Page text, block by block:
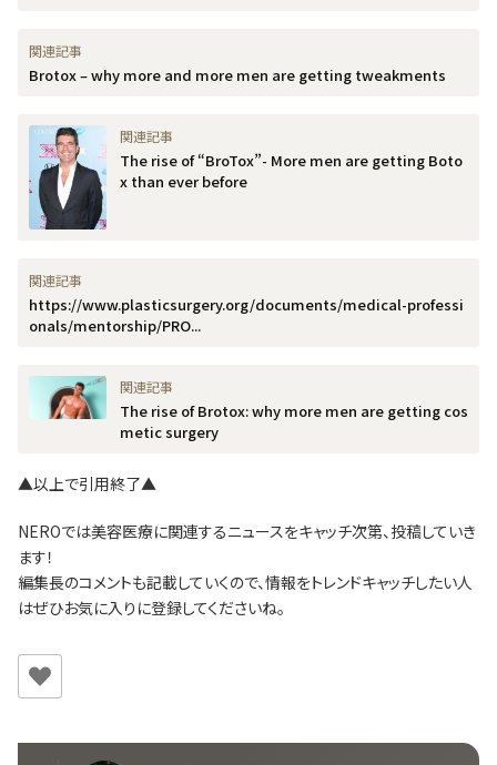
Brotox – why more and more men are getting tweakments
The rise of “BroTox”- More men are getting Boto
x than ever before
https://www.plasticsurgery.org/documents/medical-professi
onals/mentorship/PRO...
The rise of Brotox: why more men are getting cos
metic surgery
▲以上で引用終了▲
NEROでは美容医療に関連するニュースをキャッチ次第、投稿していき
ます！
編集長のコメントも記載していくので、情報をトレンドキャッチしたい人
はぜひお気に入りに登録してくださいね。